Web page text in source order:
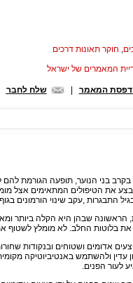
, חוקר תאונות דרכים
המאמר שלח לחבר
בני הנוער, תופעה הגורמת
את הטיפולים המתאימים אצל
התבגרות ,עקב שינוי הורמונים
הראשונה שבהן היא הקלה ביותר
את בלוטות החלב. לא מומלץ לשטוף
אדומים ושטוחים ובנקודות
עדין ולהשתמש באנטיביוטיקה
לעור הפנים.